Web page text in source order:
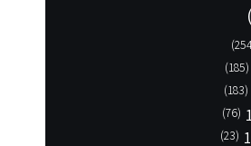
(185)
(183)
(76)
(23)